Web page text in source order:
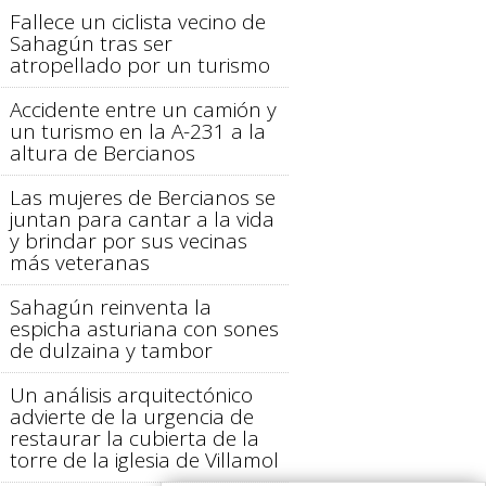
Fallece un ciclista vecino de
Sahagún tras ser
atropellado por un turismo
Accidente entre un camión y
un turismo en la A-231 a la
altura de Bercianos
Las mujeres de Bercianos se
juntan para cantar a la vida
y brindar por sus vecinas
más veteranas
Sahagún reinventa la
espicha asturiana con sones
de dulzaina y tambor
Un análisis arquitectónico
advierte de la urgencia de
restaurar la cubierta de la
torre de la iglesia de Villamol